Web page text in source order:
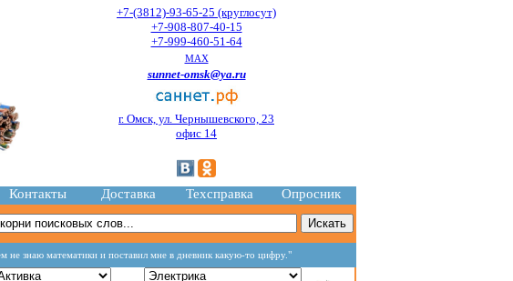
+7-(3812)-93-65-25 (круглосут)
+7-908-807-40-15
+7-999-460-51-64
MAX
sunnet-omsk@ya.ru
г. Омск, ул. Чернышевского, 23
офис 14
Контакты Доставка Техсправка Опросник
не знаю математики и поставил мне в дневник какую-то цифру."